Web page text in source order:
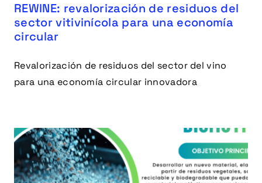
REWINE: revalorización de residuos del
sector vitivinícola para una economía
circular
Revalorización de residuos del sector del vino
para una economía circular innovadora